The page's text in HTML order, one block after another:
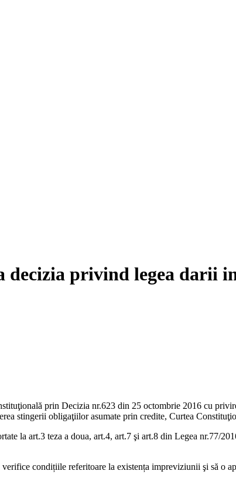
privind legea darii
prin Decizia nr.623 din 25 octombrie 2016 cu
stingerii obligaţiilor asumate prin credite, Curtea
la art.3 teza a doua, art.4, art.7 şi art.8 din Legea nr.77/
condițiile referitoare la existența impreviziunii şi să o